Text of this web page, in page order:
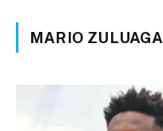
MARIO ZULUAGA